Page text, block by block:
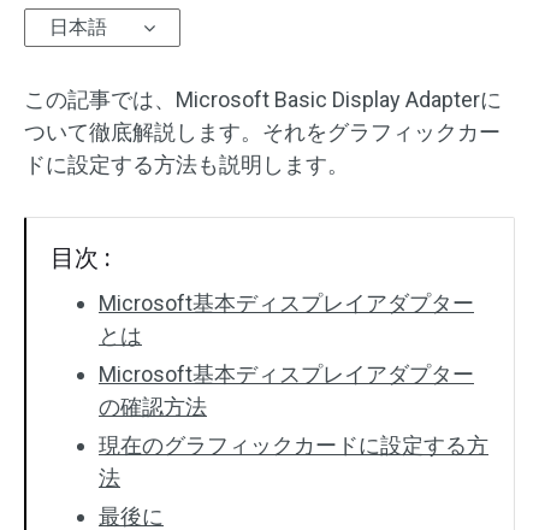
日本語
この記事では、Microsoft Basic Display Adapterに
ついて徹底解説します。それをグラフィックカー
ドに設定する方法も説明します。
目次 :
Microsoft基本ディスプレイアダプター
とは
Microsoft基本ディスプレイアダプター
の確認方法
現在のグラフィックカードに設定する方
法
最後に